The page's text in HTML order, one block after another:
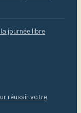
journée libre
réussir votre